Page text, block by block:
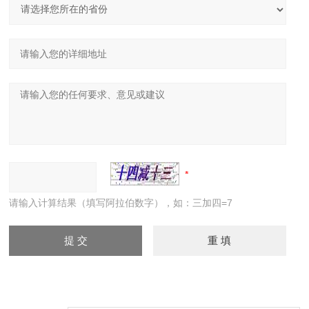
请输入计算结果（填写阿拉伯数字），如：三加四=7